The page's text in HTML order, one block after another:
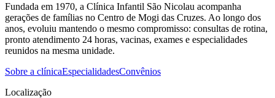
Fundada em 1970, a Clínica Infantil São Nicolau acompanha
gerações de famílias no Centro de Mogi das Cruzes. Ao longo dos
anos, evoluiu mantendo o mesmo compromisso: consultas de rotina,
pronto atendimento 24 horas, vacinas, exames e especialidades
reunidos na mesma unidade.
Sobre a clínicaEspecialidadesConvênios
Localização